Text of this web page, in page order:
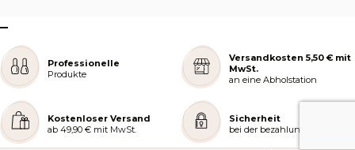
–
Professionelle
Produkte
Versandkosten 5,50 € mit
MwSt.
an eine Abholstation
Kostenloser Versand
ab 49,90 € mit MwSt.
Sicherheit
bei der bezahlung